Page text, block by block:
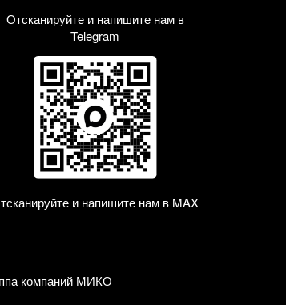
Отсканируйте и напишите нам в
Telegram
и напишите нам в MAX
компаний МИКО